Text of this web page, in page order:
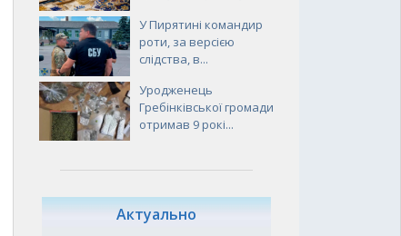
У Пирятині командир
роти, за версією
слідства, в...
Уродженець
Гребінківської громади
отримав 9 рокі...
Актуально